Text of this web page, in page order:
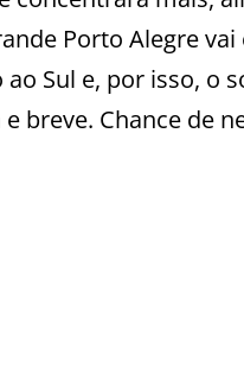
Porto Alegre
Sul e, por isso, o
breve. Chance de